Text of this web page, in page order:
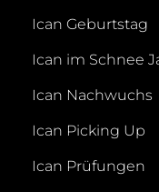
Ican Geburtstag
Ican im Schnee
Ican Nachwuchs
Ican Picking Up
Ican Prüfungen